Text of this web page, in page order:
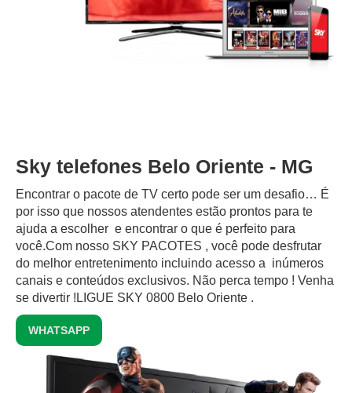
Sky telefones Belo Oriente - MG
Encontrar o pacote de TV certo pode ser um desafio… É
por isso que nossos atendentes estão prontos para te
ajuda a escolher e encontrar o que é perfeito para
você.Com nosso SKY PACOTES , você pode desfrutar
do melhor entretenimento incluindo acesso a inúmeros
canais e conteúdos exclusivos.‍ Não perca tempo ! Venha
se divertir !LIGUE SKY 0800 Belo Oriente .
WHATSAPP